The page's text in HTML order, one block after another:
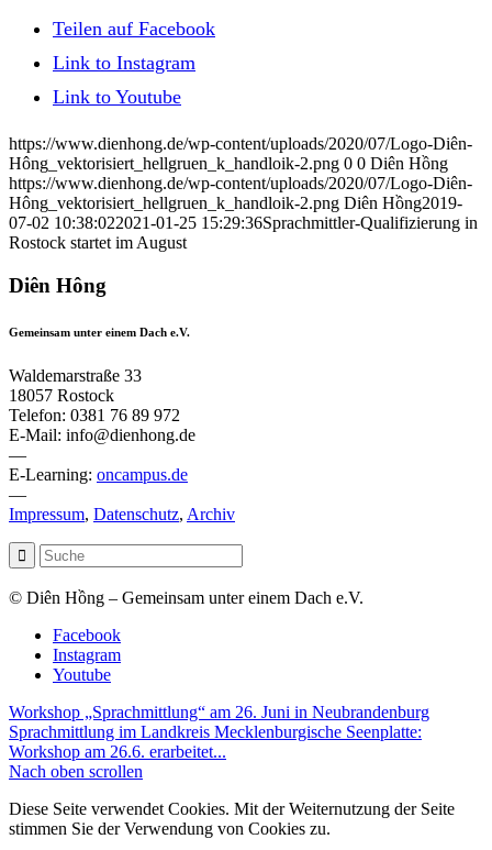
Teilen auf Facebook
Link to Instagram
Link to Youtube
https://www.dienhong.de/wp-content/uploads/2020/07/Logo-Diên-
Hông_vektorisiert_hellgruen_k_handloik-2.png 0 0 Diên Hồng
https://www.dienhong.de/wp-content/uploads/2020/07/Logo-Diên-
Hông_vektorisiert_hellgruen_k_handloik-2.png Diên Hồng2019-
07-02 10:38:022021-01-25 15:29:36Sprachmittler-Qualifizierung in
Rostock startet im August
Diên Hông
Gemeinsam unter einem Dach e.V.
Waldemarstraße 33
18057 Rostock
Telefon: 0381 76 89 972
E-Mail: info@dienhong.de
—
E-Learning: oncampus.de
—
Impressum, Datenschutz, Archiv
© Diên Hồng – Gemeinsam unter einem Dach e.V.
Facebook
Instagram
Youtube
Workshop „Sprachmittlung“ am 26. Juni in Neubrandenburg
Sprachmittlung im Landkreis Mecklenburgische Seenplatte:
Workshop am 26.6. erarbeitet...
Nach oben scrollen
Diese Seite verwendet Cookies. Mit der Weiternutzung der Seite
stimmen Sie der Verwendung von Cookies zu.